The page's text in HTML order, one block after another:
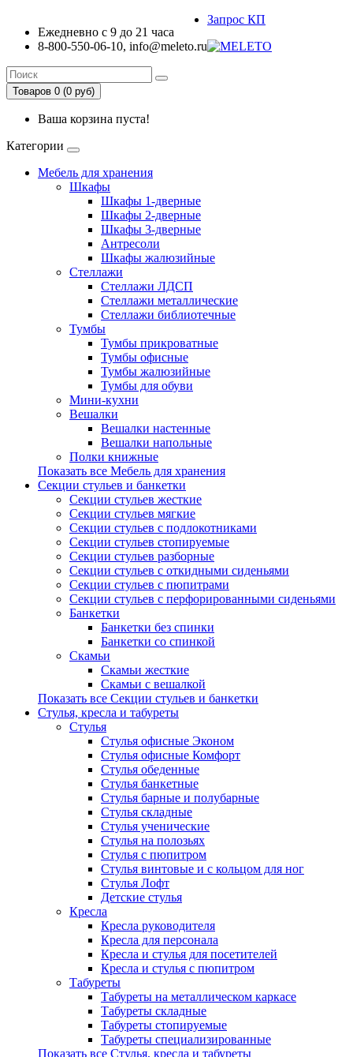
Ежедневно с 9 до 21 часа
8-800-550-06-10, info@meleto.ru
Запрос КП
Товаров 0 (0 pуб)
Ваша корзина пуста!
Категории
Мебель для хранения
Шкафы
Шкафы 1-дверные
Шкафы 2-дверные
Шкафы 3-дверные
Антресоли
Шкафы жалюзийные
Стеллажи
Стеллажи ЛДСП
Стеллажи металлические
Стеллажи библиотечные
Тумбы
Тумбы прикроватные
Тумбы офисные
Тумбы жалюзийные
Тумбы для обуви
Мини-кухни
Вешалки
Вешалки настенные
Вешалки напольные
Полки книжные
Показать все Мебель для хранения
Секции стульев и банкетки
Секции стульев жесткие
Секции стульев мягкие
Секции стульев с подлокотниками
Секции стульев стопируемые
Секции стульев разборные
Секции стульев с откидными сиденьями
Секции стульев с пюпитрами
Секции стульев с перфорированными сиденьями
Банкетки
Банкетки без спинки
Банкетки со спинкой
Скамьи
Скамьи жесткие
Скамьи с вешалкой
Показать все Секции стульев и банкетки
Стулья, кресла и табуреты
Стулья
Стулья офисные Эконом
Стулья офисные Комфорт
Стулья обеденные
Стулья банкетные
Стулья барные и полубарные
Стулья складные
Стулья ученические
Стулья на полозьях
Стулья с пюпитром
Стулья винтовые и с кольцом для ног
Стулья Лофт
Детские стулья
Кресла
Кресла руководителя
Кресла для персонала
Кресла и стулья для посетителей
Кресла и стулья с пюпитром
Табуреты
Табуреты на металлическом каркасе
Табуреты складные
Табуреты стопируемые
Табуреты специализированные
Показать все Стулья, кресла и табуреты